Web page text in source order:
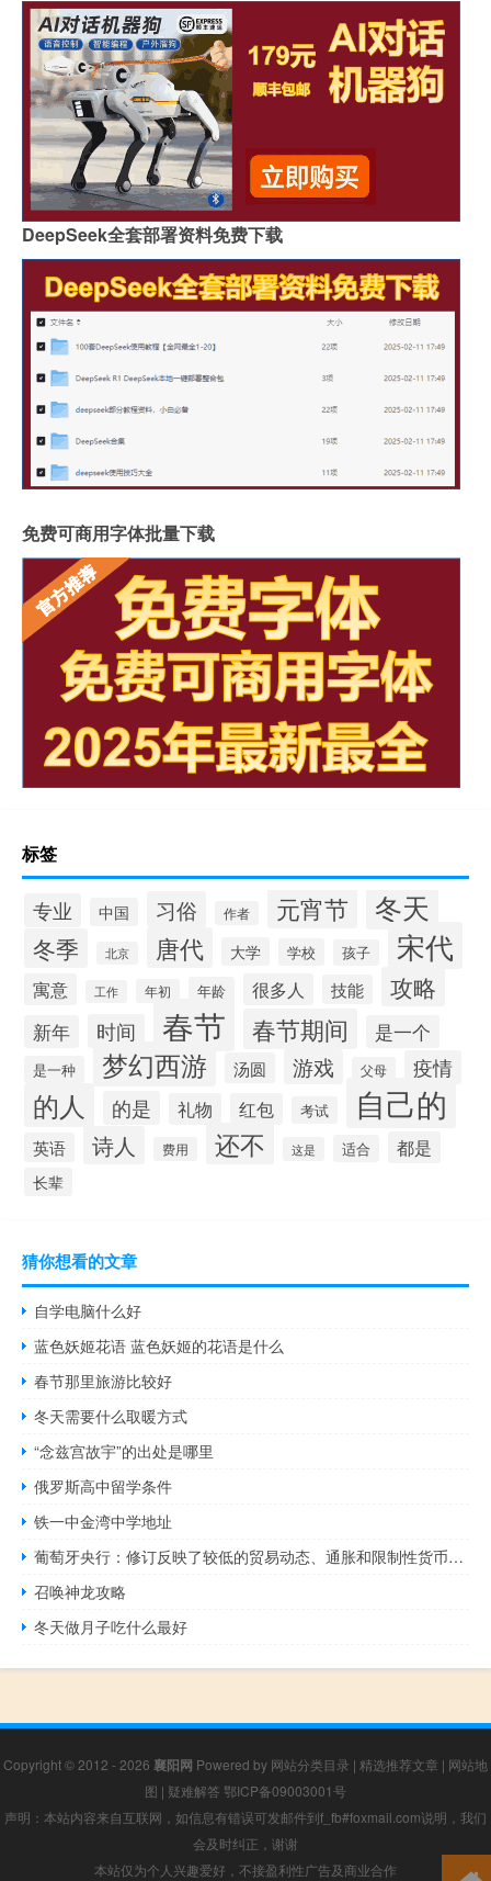
DeepSeek全套部署资料免费下载
免费可商用字体批量下载
标签
专业 中国 习俗 作者 元宵节 冬天
冬季 北京 唐代 大学 学校 孩子 宋代
寓意 工作 年初 年龄 很多人 技能 攻略
新年 时间 春节 春节期间 是一个
是一种 梦幻西游 汤圆 游戏 父母 疫情
的人 的是 礼物 红包 考试 自己的
英语 诗人 费用 还不 这是 适合 都是
长辈
猜你想看的文章
自学电脑什么好
蓝色妖姬花语 蓝色妖姬的花语是什么
春节那里旅游比较好
冬天需要什么取暖方式
“念兹宫故宇”的出处是哪里
俄罗斯高中留学条件
铁一中金湾中学地址
葡萄牙央行：修订反映了较低的贸易动态、通胀和限制性货币政策
召唤神龙攻略
冬天做月子吃什么最好
Copyright © 2012 - 2026 襄阳网 Powered by 网站分类目录 | 精选推荐文章 | 网站地
图 | 疑难解答 鄂ICP备09003001号
声明：本站内容来自互联网，如信息有错误可发邮件到f_fb#foxmail.com说明，我们
会及时纠正，谢谢
本站仅为个人兴趣爱好，不接盈利性广告及商业合作